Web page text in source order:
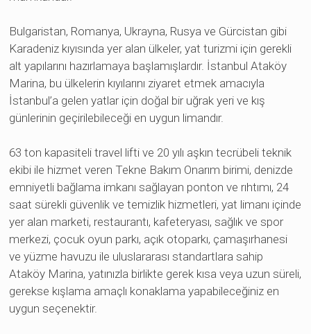
Bulgaristan, Romanya, Ukrayna, Rusya ve Gürcistan gibi
Karadeniz kıyısında yer alan ülkeler, yat turizmi için gerekli
alt yapılarını hazırlamaya başlamışlardır. İstanbul Ataköy
Marina, bu ülkelerin kıyılarını ziyaret etmek amacıyla
İstanbul’a gelen yatlar için doğal bir uğrak yeri ve kış
günlerinin geçirilebileceği en uygun limandır.
63 ton kapasiteli travel lifti ve 20 yılı aşkın tecrübeli teknik
ekibi ile hizmet veren Tekne Bakım Onarım birimi, denizde
emniyetli bağlama imkanı sağlayan ponton ve rıhtımı, 24
saat sürekli güvenlik ve temizlik hizmetleri, yat limanı içinde
yer alan marketi, restaurantı, kafeteryası, sağlık ve spor
merkezi, çocuk oyun parkı, açık otoparkı, çamaşırhanesi
ve yüzme havuzu ile uluslararası standartlara sahip
Ataköy Marina, yatınızla birlikte gerek kısa veya uzun süreli,
gerekse kışlama amaçlı konaklama yapabileceğiniz en
uygun seçenektir.